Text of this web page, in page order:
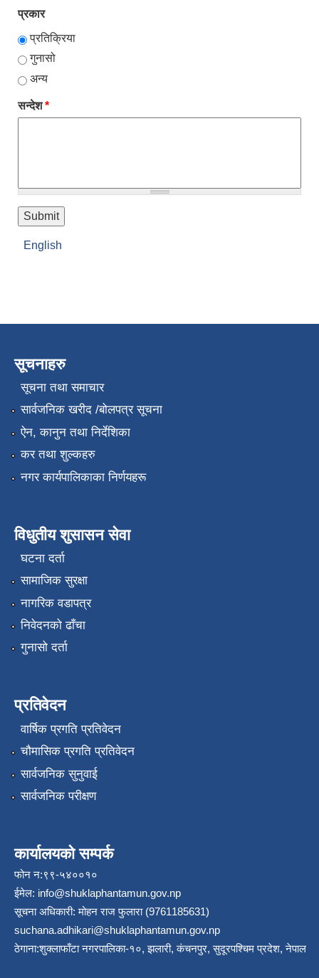
प्रकार
प्रतिक्रिया
गुनासो
अन्य
सन्देश*
English
सूचनाहरु
सूचना तथा समाचार
सार्वजनिक खरीद /बोलपत्र सूचना
ऐन, कानुन तथा निर्देशिका
कर तथा शुल्कहरु
नगर कार्यपालिकाका निर्णयहरू
विधुतीय शुसासन सेवा
घटना दर्ता
सामाजिक सुरक्षा
नागरिक वडापत्र
निवेदनको ढाँचा
गुनासो दर्ता
प्रतिवेदन
वार्षिक प्रगति प्रतिवेदन
चौमासिक प्रगति प्रतिवेदन
सार्वजनिक सुनुवाई
सार्वजनिक परीक्षण
कार्यालयको सम्पर्क
फोन न:९९-५४००१०
ईमेल: info@shuklaphantamun.gov.np
सूचना अधिकारी: मोहन राज फुलारा (9761185631)
suchana.adhikari@shuklaphantamun.gov.np
ठेगाना:शुक्लाफाँटा नगरपालिका-१०, झलारी, कंचनपुर, सुदूरपश्चिम प्रदेश, नेपाल